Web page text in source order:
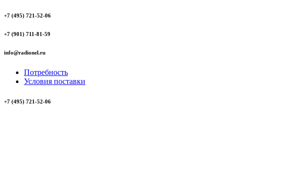
+7 (495) 721-52-06
+7 (901) 711-81-59
info@radionel.ru
Потребность
Условия поставки
+7 (495) 721-52-06